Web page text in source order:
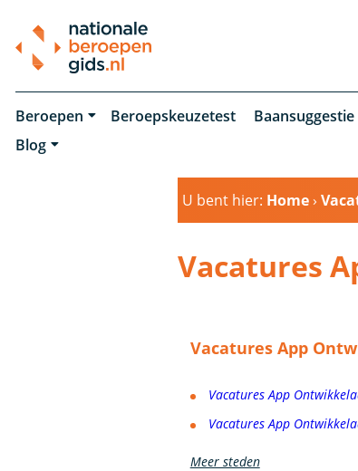
Beroepen Beroepskeuzetest Baansuggestie
Blog
U bent hier: Home›
Vacatures
Vacatures App
Vacatures App
Vacatures App
Meer steden